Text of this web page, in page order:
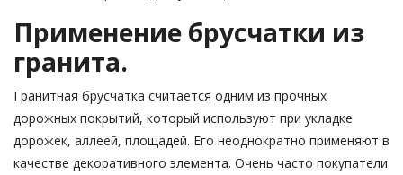
Применение брусчатки из
гранита.
Гранитная брусчатка считается одним из прочных
дорожных покрытий, который используют при укладке
дорожек, аллеей, площадей. Его неоднократно применяют в
качестве декоративного элемента. Очень часто покупатели